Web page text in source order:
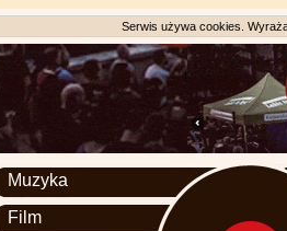
Serwis używa cookies.
Muzyka
Film